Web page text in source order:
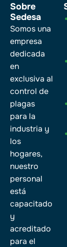
Sobre
Sedesa
Somos una
empresa
dedicada
en
exclusiva al
control de
plagas
para la
industria y
los
hogares,
nuestro
personal
está
capacitado
y
acreditado
para el